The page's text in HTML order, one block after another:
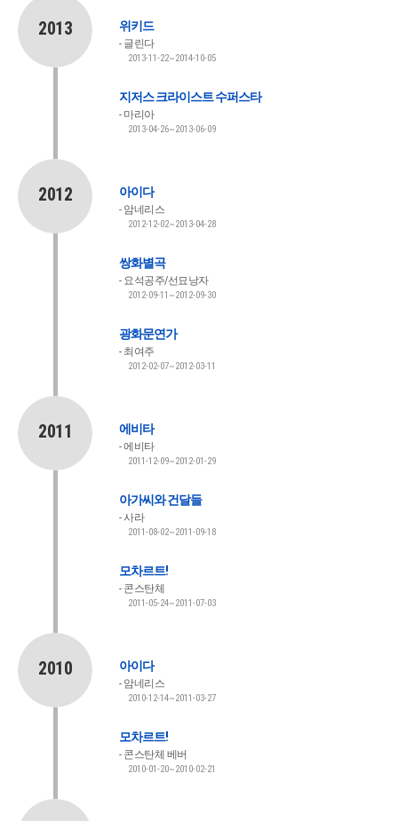
2013 위키드
글린다
2013-11-22~2014-10-05
지저스 크라이스트 수퍼스타
마리아
2013-04-26~2013-06-09
2012 아이다
암네리스
2012-12-02~2013-04-28
쌍화별곡
요석공주/선묘낭자
2012-09-11~2012-09-30
광화문연가
최여주
2012-02-07~2012-03-11
2011 에비타
에비타
2011-12-09~2012-01-29
아가씨와 건달들
사라
2011-08-02~2011-09-18
모차르트!
콘스탄체
2011-05-24~2011-07-03
2010 아이다
암네리스
2010-12-14~2011-03-27
모차르트!
콘스탄체 베버
2010-01-20~2010-02-21